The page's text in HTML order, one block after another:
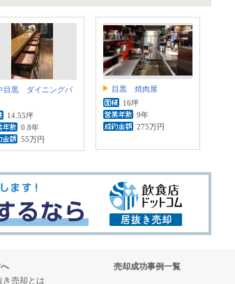
目黒 ダイニングバ
14.55坪
0.8年
55万円
目黒 焼肉屋
16坪
9年
275万円
き売却とは
売却成功事例一覧